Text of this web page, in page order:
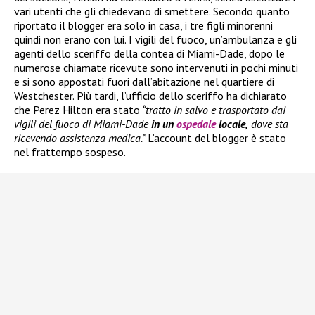
vari utenti che gli chiedevano di smettere. Secondo quanto
riportato il blogger era solo in casa, i tre figli minorenni
quindi non erano con lui. I vigili del fuoco, un’ambulanza e gli
agenti dello sceriffo della contea di Miami-Dade, dopo le
numerose chiamate ricevute sono intervenuti in pochi minuti
e si sono appostati fuori dall’abitazione nel quartiere di
Westchester. Più tardi, l’ufficio dello sceriffo ha dichiarato
che Perez Hilton era stato “tratto in salvo e trasportato dai
vigili del fuoco di Miami-Dadein un ospedalelocale, dove sta
ricevendo assistenza medica.”L’account del blogger è stato
nel frattempo sospeso.